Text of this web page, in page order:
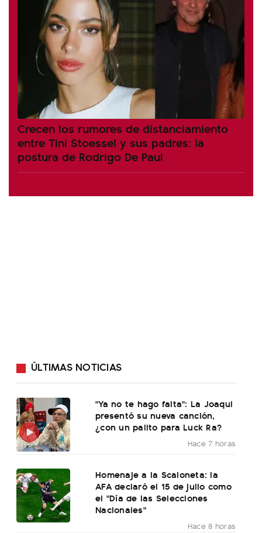
Crecen los rumores de distanciamiento
entre Tini Stoessel y sus padres: la
postura de Rodrigo De Paul
ÚLTIMAS NOTICIAS
"Ya no te hago falta": La Joaqui
presentó su nueva canción,
¿con un palito para Luck Ra?
Hace 7 horas
Homenaje a la Scaloneta: la
AFA declaró el 15 de julio como
el "Día de las Selecciones
Nacionales"
Hace 8 horas